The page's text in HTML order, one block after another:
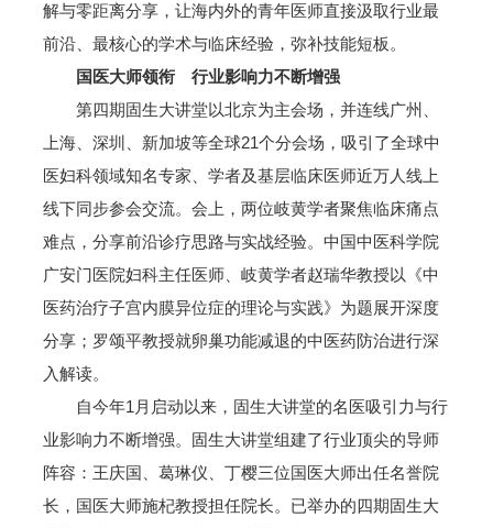
解与零距离分享，让海内外的青年医师直接汲取行业最
前沿、最核心的学术与临床经验，弥补技能短板。
国医大师领衔 行业影响力不断增强
第四期固生大讲堂以北京为主会场，并连线广州、
上海、深圳、新加坡等全球21个分会场，吸引了全球中
医妇科领域知名专家、学者及基层临床医师近万人线上
线下同步参会交流。会上，两位岐黄学者聚焦临床痛点
难点，分享前沿诊疗思路与实战经验。中国中医科学院
广安门医院妇科主任医师、岐黄学者赵瑞华教授以《中
医药治疗子宫内膜异位症的理论与实践》为题展开深度
分享；罗颂平教授就卵巢功能减退的中医药防治进行深
入解读。
自今年1月启动以来，固生大讲堂的名医吸引力与行
业影响力不断增强。固生大讲堂组建了行业顶尖的导师
阵容：王庆国、葛琳仪、丁樱三位国医大师出任名誉院
长，国医大师施杞教授担任院长。已举办的四期固生大